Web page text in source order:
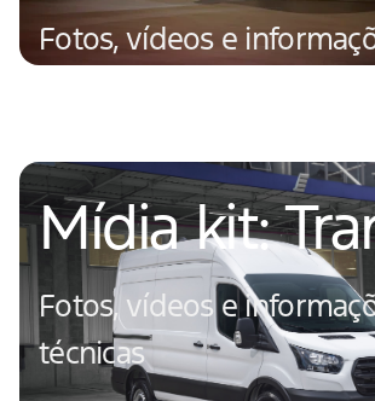
Fotos, vídeos e
Saiba mais
Mídia kit:
Fotos, vídeos e
técnicas